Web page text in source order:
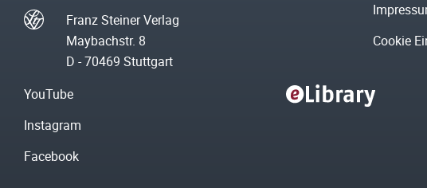
Franz Steiner Verlag
Maybachstr. 8
D - 70469 Stuttgart
Cookie
YouTube
Instagram
Facebook